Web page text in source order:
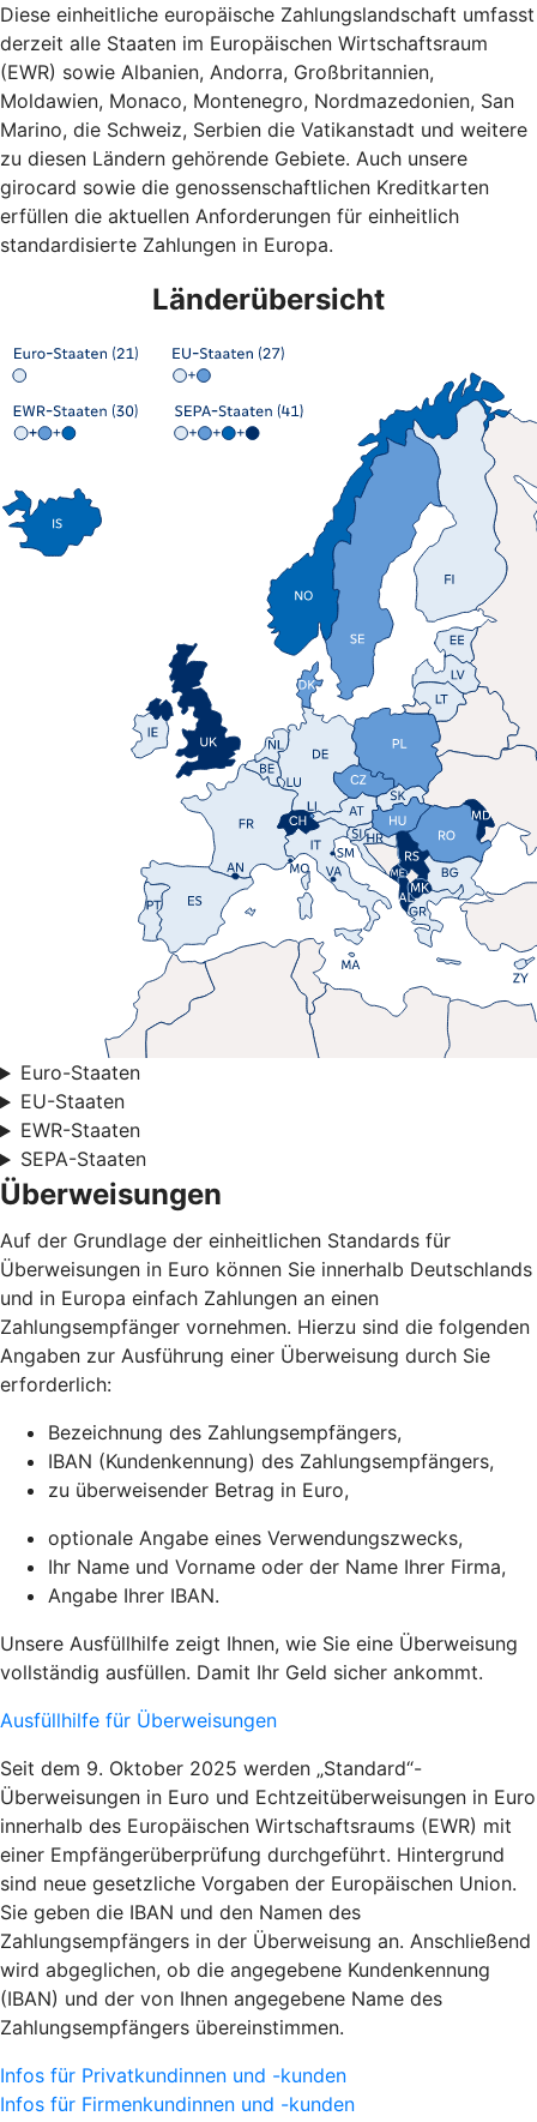
Diese einheitliche europäische Zahlungslandschaft umfasst
derzeit alle Staaten im Europäischen Wirtschaftsraum
(EWR) sowie Albanien, Andorra, Großbritannien,
Moldawien, Monaco, Montenegro, Nordmazedonien, San
Marino, die Schweiz, Serbien die Vatikanstadt und weitere
zu diesen Ländern gehörende Gebiete. Auch unsere
girocard sowie die genossenschaftlichen Kreditkarten
erfüllen die aktuellen Anforderungen für einheitlich
standardisierte Zahlungen in Europa.
Länderübersicht
Euro-Staaten
EU-Staaten
EWR-Staaten
SEPA-Staaten
Überweisungen
Auf der Grundlage der einheitlichen Standards für
Überweisungen in Euro können Sie innerhalb Deutschlands
und in Europa einfach Zahlungen an einen
Zahlungsempfänger vornehmen. Hierzu sind die folgenden
Angaben zur Ausführung einer Überweisung durch Sie
erforderlich:
Bezeichnung des Zahlungsempfängers,
IBAN (Kundenkennung) des Zahlungsempfängers,
zu überweisender Betrag in Euro,
optionale Angabe eines Verwendungszwecks,
Ihr Name und Vorname oder der Name Ihrer Firma,
Angabe Ihrer IBAN.
Unsere Ausfüllhilfe zeigt Ihnen, wie Sie eine Überweisung
vollständig ausfüllen. Damit Ihr Geld sicher ankommt.
Ausfüllhilfe für Überweisungen
Seit dem 9. Oktober 2025 werden „Standard“-
Überweisungen in Euro und Echtzeitüberweisungen in Euro
innerhalb des Europäischen Wirtschaftsraums (EWR) mit
einer Empfängerüberprüfung durchgeführt. Hintergrund
sind neue gesetzliche Vorgaben der Europäischen Union.
Sie geben die IBAN und den Namen des
Zahlungsempfängers in der Überweisung an. Anschließend
wird abgeglichen, ob die angegebene Kundenkennung
(IBAN) und der von Ihnen angegebene Name des
Zahlungsempfängers übereinstimmen.
Infos für Privatkundinnen und -kunden
Infos für Firmenkundinnen und -kunden